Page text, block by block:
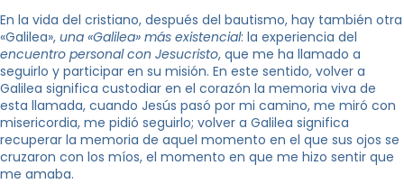
En la vida del cristiano, después del bautismo, hay también otra
«Galilea», una «Galilea» más existencial: la experiencia del
encuentro personal con Jesucristo, que me ha llamado a
seguirlo y participar en su misión. En este sentido, volver a
Galilea significa custodiar en el corazón la memoria viva de
esta llamada, cuando Jesús pasó por mi camino, me miró con
misericordia, me pidió seguirlo; volver a Galilea significa
recuperar la memoria de aquel momento en el que sus ojos se
cruzaron con los míos, el momento en que me hizo sentir que
me amaba.